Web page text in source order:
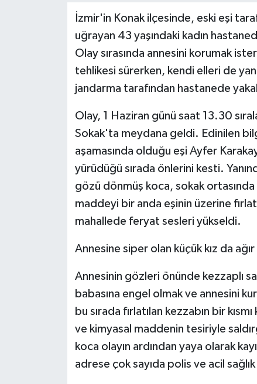
İzmir'in Konak ilçesinde, eski eşi
uğrayan 43 yaşındaki kadın
Olay sırasında annesini korumak
tehlikesi sürerken, kendi elleri de
jandarma tarafından hastanede
Olay, 1 Haziran günü saat 13.30
Sokak'ta meydana geldi. Edinilen
aşamasında olduğu eşi Ayfer
yürüdüğü sırada önlerini kesti.
gözü dönmüş koca, sokak
maddeyi bir anda eşinin üzerine
mahallede feryat sesleri yükseldi.
Annesine siper olan küçük kız da ağır
Annesinin gözleri önünde kezzaplı
babasına engel olmak ve annesini
bu sırada fırlatılan kezzabın bir
ve kimyasal maddenin tesiriyle
koca olayın ardından yaya olarak
adrese çok sayıda polis ve acil